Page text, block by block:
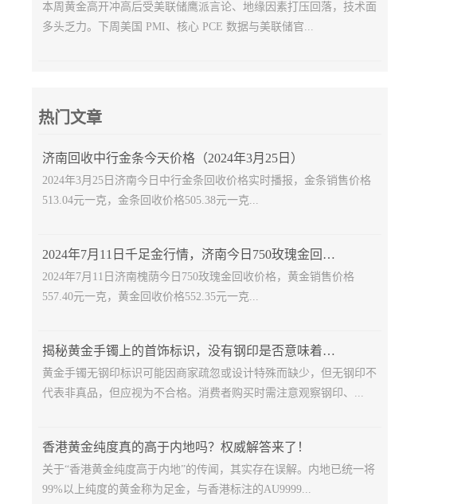
本周黄金高开冲高后受美联储鹰派言论、地缘因素打压回落，技术面
多头乏力。下周美国 PMI、核心 PCE 数据与美联储官...
热门文章
济南回收中行金条今天价格（2024年3月25日）
2024年3月25日济南今日中行金条回收价格实时播报，金条销售价格
513.04元一克，金条回收价格505.38元一克...
2024年7月11日千足金行情，济南今日750玫瑰金回收多少钱
2024年7月11日济南槐荫今日750玫瑰金回收价格，黄金销售价格
557.40元一克，黄金回收价格552.35元一克...
揭秘黄金手镯上的首饰标识，没有钢印是否意味着不是正品？
黄金手镯无钢印标识可能因商家疏忽或设计特殊而缺少，但无钢印不
代表非真品，但应视为不合格。消费者购买时需注意观察钢印、...
香港黄金纯度真的高于内地吗？权威解答来了！
关于“香港黄金纯度高于内地”的传闻，其实存在误解。内地已统一将
99%以上纯度的黄金称为足金，与香港标注的AU9999...